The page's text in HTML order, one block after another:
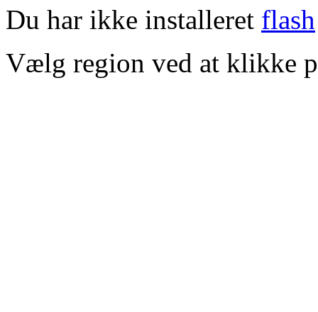
Du har ikke installeret flash
Vælg region ved at klikke